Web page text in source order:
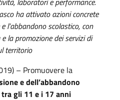
ha attivato azioni concrete
l’abbandono scolastico, con
la promozione dei servizi di
territorio
– Promuovere la
e dell’abbandono
gli 11 e i 17 anni